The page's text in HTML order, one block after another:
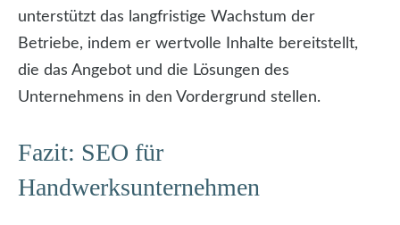
unterstützt das langfristige Wachstum der
Betriebe, indem er wertvolle Inhalte bereitstellt,
die das Angebot und die Lösungen des
Unternehmens in den Vordergrund stellen.
Fazit: SEO für
Handwerksunternehmen